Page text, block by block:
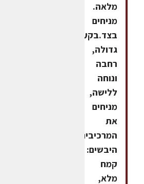
מלאה.
מניחים
בצד.בקערה
גדולה,
רחבה
ונוחה
ללישה,
מניחים
את
המרכיבים
היבשים:
קמח
מלא,